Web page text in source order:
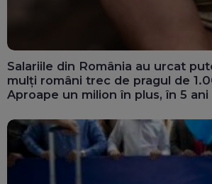
Salariile din România au urcat
mulți români trec de pragul de
Aproape un milion în plus, în 5 ani